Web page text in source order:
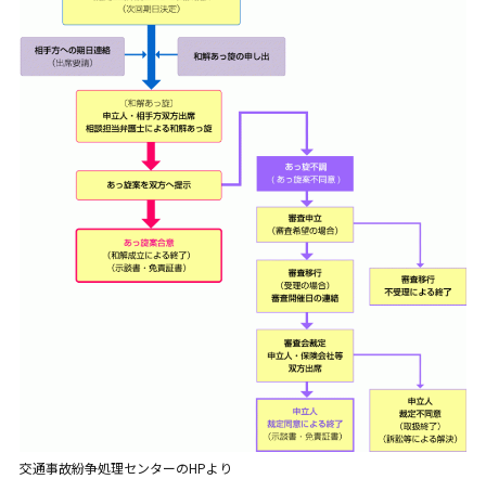
交通事故紛争処理センターのHPより